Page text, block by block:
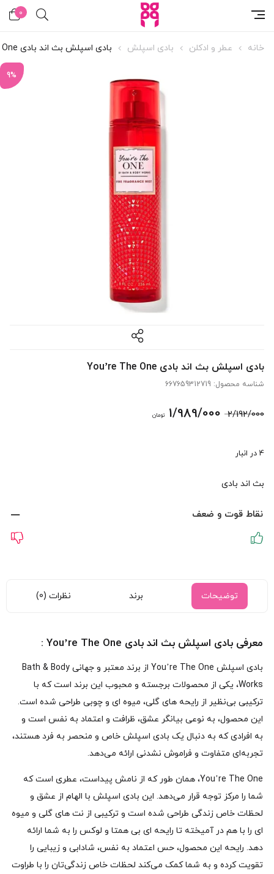
0
خانه عطر و ادکلن بادی اسپلش بادی اسپلش بث اند بادی You’re The One
9%
بادی اسپلش بث اند بادی You’re The One
شناسه محصول: 667659312719
2/192/000 قیمت
1/989/000 تومانقیمت
4 در انبار
بث اند بادی
نقاط قوت و ضعف
توضیحات برند نظرات (0)
معرفی بادی اسپلش بث اند بادی You’re The One :
بادی اسپلش You’re The One از برند معتبر و جهانی Bath & Body
Works، یکی از محصولات برجسته و محبوب این برند است که با
ترکیبی بی‌نظیر از رایحه‌ های گلی، میوه‌ ای و چوبی طراحی شده است.
این محصول، به‌ نوعی بیانگر عشق، ظرافت و اعتماد به‌ نفس است و
به افرادی که به دنبال یک بادی اسپلش خاص و منحصر به‌ فرد هستند،
تجربه‌ای متفاوت و فراموش‌ نشدنی ارائه می‌دهد.
You’re The One، همان‌ طور که از نامش پیداست، عطری است که
شما را مرکز توجه قرار می‌دهد. این بادی اسپلش با الهام از عشق و
لحظات خاص زندگی طراحی شده است و ترکیبی از نت‌ های گلی و میوه‌
ای را با هم در آمیخته تا رایحه‌ ای بی‌ همتا و لوکس را به شما ارائه
دهد. رایحه این محصول، حس اعتماد به‌ نفس، شادابی و زیبایی را
تقویت کرده و به شما کمک می‌کند لحظات خاص زندگی‌تان را با طراوت